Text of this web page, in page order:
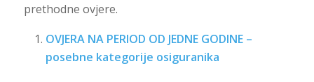
prethodne ovjere.
OVJERA NA PERIOD OD JEDNE GODINE –
posebne kategorije osiguranika